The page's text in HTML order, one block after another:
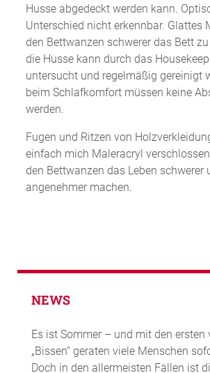
Husse abgedeckt werden kann.
Unterschied nicht erkennbar. Glattes
den Bettwanzen schwerer das Bett
die Husse kann durch das
untersucht und regelmäßig gereinigt
beim Schlafkomfort müssen keine
werden.
Fugen und Ritzen von
einfach mich Maleracryl
den Bettwanzen das Leben schwerer
angenehmer machen.
NEWS
Es ist Sommer – und mit den ersten
„Bissen“ geraten viele Menschen
Doch in den allermeisten Fällen ist